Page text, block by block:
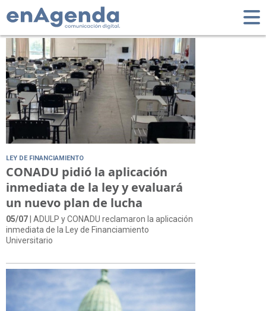
Tag: Financiamiento
LEY DE FINANCIAMIENTO
CONADU pidió la aplicación
inmediata de la ley y evaluará
un nuevo plan de lucha
05/07 | ADULP y CONADU reclamaron la aplicación
inmediata de la Ley de Financiamiento
Universitario